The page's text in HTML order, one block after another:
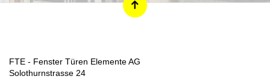
FTE - Fenster Türen Elemente AG
Solothurnstrasse 24